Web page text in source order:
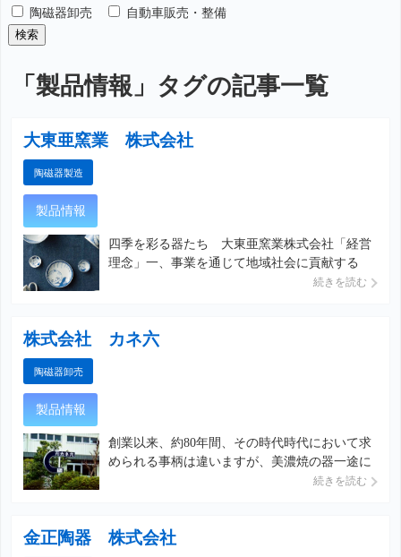
陶磁器卸売
自動車販売・整備
「製品情報 」タグの記事一覧
大東亜窯業 株式会社
陶磁器製造
製品情報
四季を彩る器たち 大東亜窯業株式会社「経営
理念」一、事業を通じて地域社会に貢献する
一、お客様の身になってより良い製品をより安
続きを読む
株式会社 カネ六
陶磁器卸売
製品情報
創業以来、約80年間、その時代時代において求
められる事柄は違いますが、美濃焼の器一途に
販売してまいりました。 美濃焼は世界に誇る規
群の中から、私達の目で選び抜いた商品を提供
続きを読む
金正陶器 株式会社